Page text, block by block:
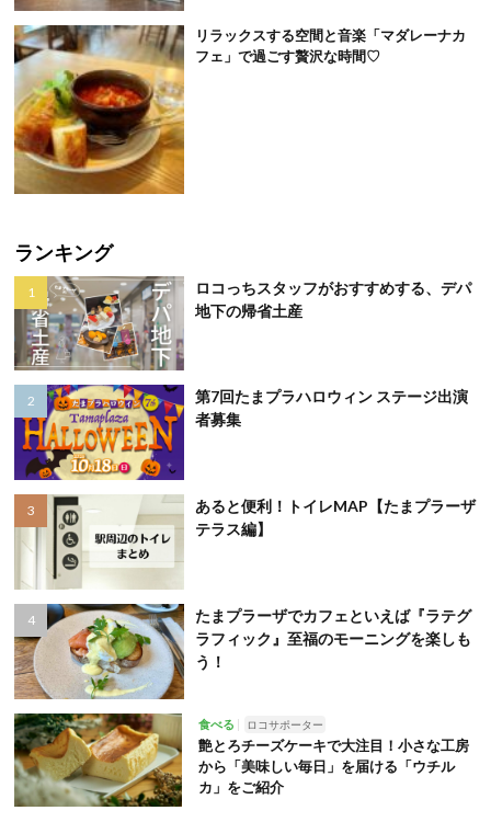
リラックスする空間と音楽「マダレーナカ
フェ」で過ごす贅沢な時間♡
ランキング
ロコっちスタッフがおすすめする、デパ
地下の帰省土産
第7回たまプラハロウィン ステージ出演
者募集
あると便利！トイレMAP【たまプラーザ
テラス編】
たまプラーザでカフェといえば『ラテグ
ラフィック』至福のモーニングを楽しも
う！
食べる ロコサポーター
艶とろチーズケーキで大注目！小さな工房
から「美味しい毎日」を届ける「ウチル
カ」をご紹介